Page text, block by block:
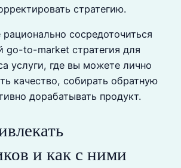
стратегию.
сосредоточиться
go-to-market стратегия для
услуги, где вы можете лично
качество, собирать обратную
дорабатывать продукт.
и как с ними